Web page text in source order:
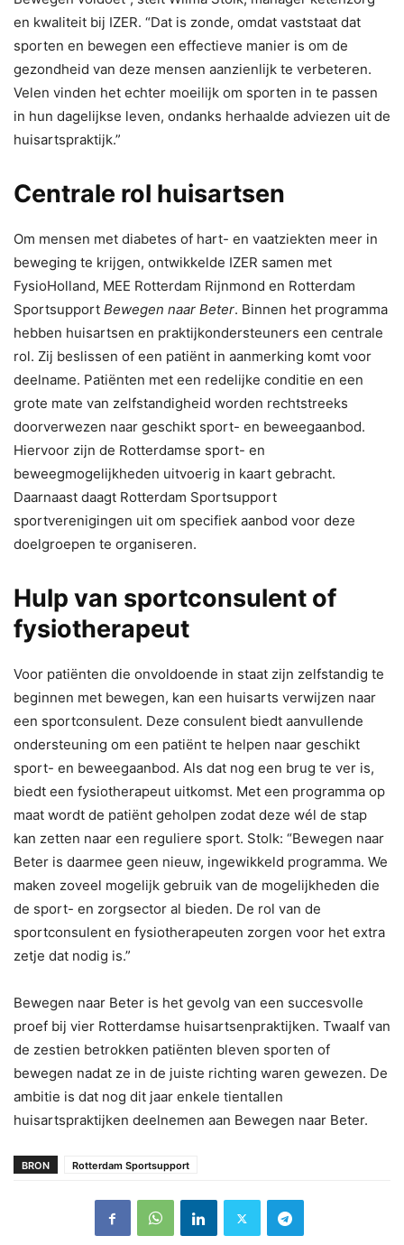
en kwaliteit bij IZER. “Dat is zonde, omdat vaststaat dat
sporten en bewegen een effectieve manier is om de
gezondheid van deze mensen aanzienlijk te verbeteren.
Velen vinden het echter moeilijk om sporten in te passen
in hun dagelijkse leven, ondanks herhaalde adviezen uit de
huisartspraktijk.”
Centrale rol huisartsen
Om mensen met diabetes of hart- en vaatziekten meer in
beweging te krijgen, ontwikkelde IZER samen met
FysioHolland, MEE Rotterdam Rijnmond en Rotterdam
Sportsupport Bewegen naar Beter. Binnen het programma
hebben huisartsen en praktijkondersteuners een centrale
rol. Zij beslissen of een patiënt in aanmerking komt voor
deelname. Patiënten met een redelijke conditie en een
grote mate van zelfstandigheid worden rechtstreeks
doorverwezen naar geschikt sport- en beweegaanbod.
Hiervoor zijn de Rotterdamse sport- en
beweegmogelijkheden uitvoerig in kaart gebracht.
Daarnaast daagt Rotterdam Sportsupport
sportverenigingen uit om specifiek aanbod voor deze
doelgroepen te organiseren.
Hulp van sportconsulent of
fysiotherapeut
Voor patiënten die onvoldoende in staat zijn zelfstandig te
beginnen met bewegen, kan een huisarts verwijzen naar
een sportconsulent. Deze consulent biedt aanvullende
ondersteuning om een patiënt te helpen naar geschikt
sport- en beweegaanbod. Als dat nog een brug te ver is,
biedt een fysiotherapeut uitkomst. Met een programma op
maat wordt de patiënt geholpen zodat deze wél de stap
kan zetten naar een reguliere sport. Stolk: “Bewegen naar
Beter is daarmee geen nieuw, ingewikkeld programma. We
maken zoveel mogelijk gebruik van de mogelijkheden die
de sport- en zorgsector al bieden. De rol van de
sportconsulent en fysiotherapeuten zorgen voor het extra
zetje dat nodig is.”
Bewegen naar Beter is het gevolg van een succesvolle
proef bij vier Rotterdamse huisartsenpraktijken. Twaalf van
de zestien betrokken patiënten bleven sporten of
bewegen nadat ze in de juiste richting waren gewezen. De
ambitie is dat nog dit jaar enkele tientallen
huisartspraktijken deelnemen aan Bewegen naar Beter.
BRON Rotterdam Sportsupport